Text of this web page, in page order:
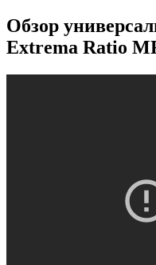
Обзор
Extrema Ratio